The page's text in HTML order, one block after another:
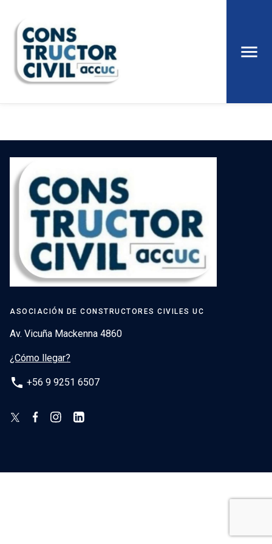
ASOCIACIÓN DE CONSTRUCTORES CIVILES UC
Av. Vicuña Mackenna 4860
¿Cómo llegar?
phone +56 9 9251 6507